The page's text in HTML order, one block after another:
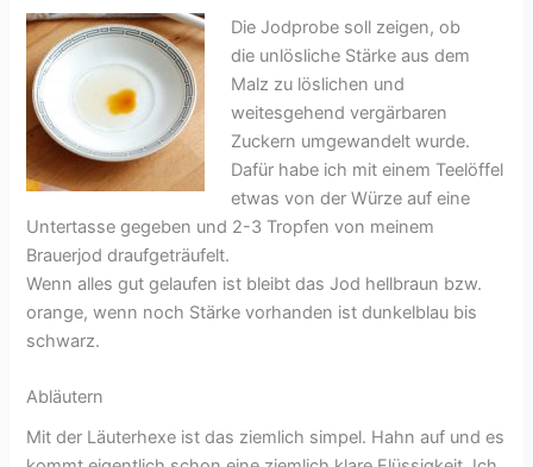
Die Jodprobe soll zeigen, ob
die unlösliche Stärke aus dem
Malz zu löslichen und
weitesgehend vergärbaren
Zuckern umgewandelt wurde.
Dafür habe ich mit einem Teelöffel
etwas von der Würze auf eine
Untertasse gegeben und 2-3 Tropfen von meinem
Brauerjod draufgeträufelt.
Wenn alles gut gelaufen ist bleibt das Jod hellbraun bzw.
orange, wenn noch Stärke vorhanden ist dunkelblau bis
schwarz.
Abläutern
Mit der Läuterhexe ist das ziemlich simpel. Hahn auf und es